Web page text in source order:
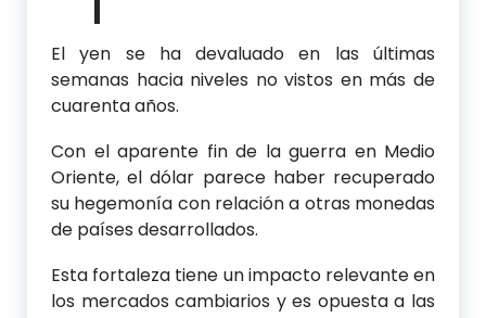
El yen se ha devaluado en las últimas
semanas hacia niveles no vistos en más de
cuarenta años.
Con el aparente fin de la guerra en Medio
Oriente, el dólar parece haber recuperado
su hegemonía con relación a otras monedas
de países desarrollados.
Esta fortaleza tiene un impacto relevante en
los mercados cambiarios y es opuesta a las